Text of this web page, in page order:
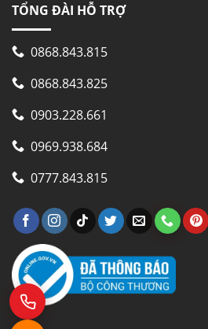
TỔNG ĐÀI HỖ TRỢ
0868.843.815
0868.843.825
0903.228.661
0969.938.684
0777.843.815